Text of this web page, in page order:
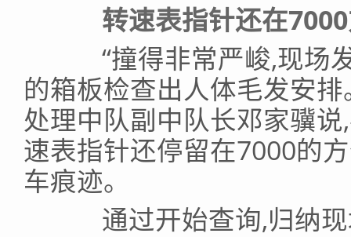
转速表指针还在
“撞得非常严峻,现场
的箱板检查出人体毛发安
处理中队副中队长邓家骥
速表指针还停留在7000的
车痕迹。
通过开始查询,归纳现